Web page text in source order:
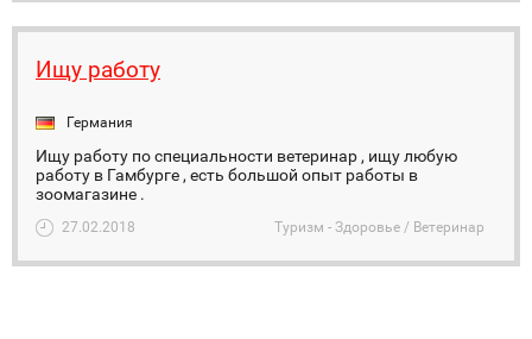
Ищу работу
Германия
Ищу работу по специальности ветеринар , ищу любую
работу в Гамбурге , есть большой опыт работы в
зоомагазине .
27.02.2018 Туризм - Здоровье / Ветеринар